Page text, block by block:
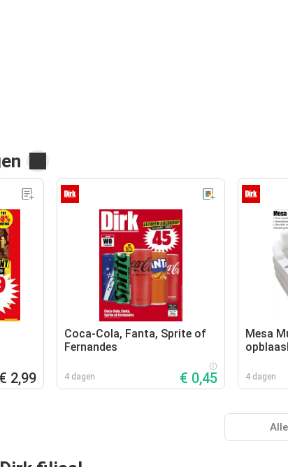
€ 2,99
Coca-Cola, Fanta, Sprite of
Fernandes
4 dagen € 0,45
Mesa
4 dagen